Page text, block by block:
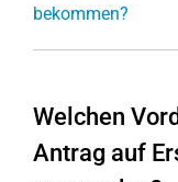
bekommen?
Welchen
Antrag auf